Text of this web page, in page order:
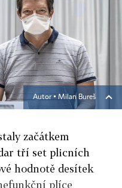
Autor ▪ Milan Bureš
začátkem
tří set plicních
hodnotě desítek
plíce